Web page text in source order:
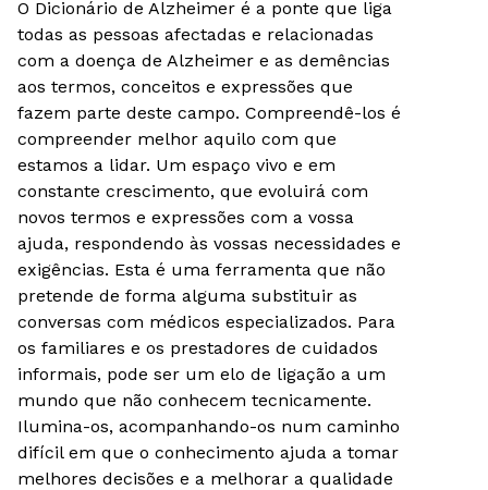
O Dicionário de Alzheimer é a ponte que liga
todas as pessoas afectadas e relacionadas
com a doença de Alzheimer e as demências
aos termos, conceitos e expressões que
fazem parte deste campo. Compreendê-los é
compreender melhor aquilo com que
estamos a lidar. Um espaço vivo e em
constante crescimento, que evoluirá com
novos termos e expressões com a vossa
ajuda, respondendo às vossas necessidades e
exigências. Esta é uma ferramenta que não
pretende de forma alguma substituir as
conversas com médicos especializados. Para
os familiares e os prestadores de cuidados
informais, pode ser um elo de ligação a um
mundo que não conhecem tecnicamente.
Ilumina-os, acompanhando-os num caminho
difícil em que o conhecimento ajuda a tomar
melhores decisões e a melhorar a qualidade